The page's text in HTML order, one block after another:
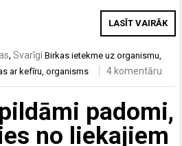
LASĪT VAIRĀK
,Svarīgi Birkasietekme uz organismu
ar kefīru ,organisms 4 komentāru
padomi,
no liekajiem